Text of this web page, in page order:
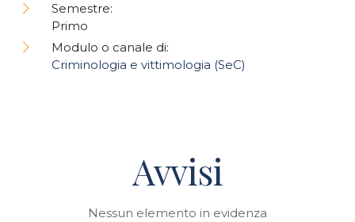
Semestre:
Primo
Modulo o canale di:
Criminologia e vittimologia (SeC)
Avvisi
Nessun elemento in evidenza